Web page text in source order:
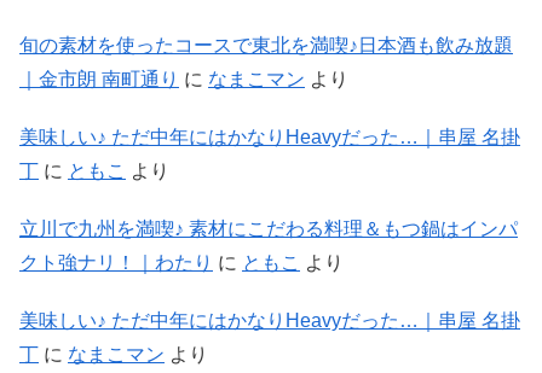
旬の素材を使ったコースで東北を満喫♪日本酒も飲み放題
｜金市朗 南町通り に なまこマン より
美味しい♪ ただ中年にはかなりHeavyだった…｜串屋 名掛
丁 に ともこ より
立川で九州を満喫♪ 素材にこだわる料理＆もつ鍋はインパ
クト強ナリ！｜わたり に ともこ より
美味しい♪ ただ中年にはかなりHeavyだった…｜串屋 名掛
丁 に なまこマン より